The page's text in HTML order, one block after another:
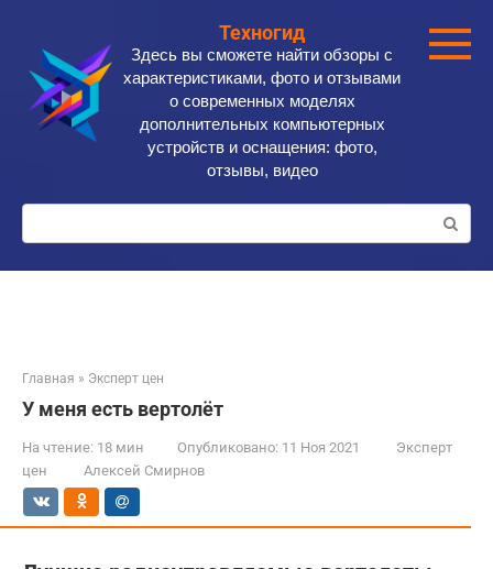
контенту
Техногид
Здесь вы сможете найти обзоры с
характеристиками, фото и отзывами
о современных моделях
дополнительных компьютерных
устройств и оснащения: фото,
отзывы, видео
Поиск:
Главная » Эксперт цен
У меня есть вертолёт
На чтение: 18 мин Опубликовано: 11 Ноя 2021
Эксперт
цен
Алексей Смирнов